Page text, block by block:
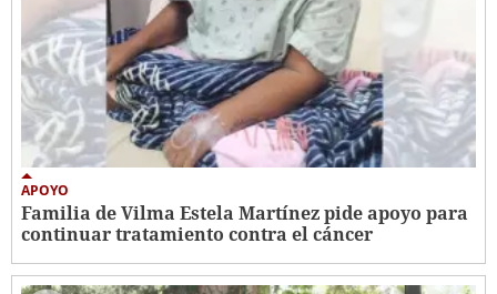
APOYO
Familia de Vilma Estela Martínez pide apoyo para
continuar tratamiento contra el cáncer